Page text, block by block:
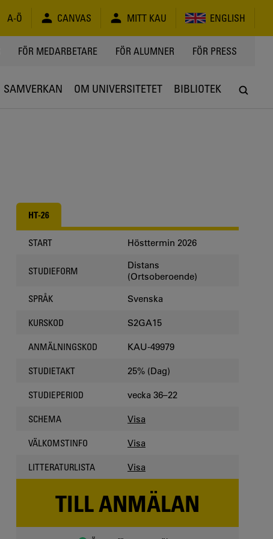
A-Ö CANVAS MITT KAU ENGLISH
FÖR MEDARBETARE FÖR ALUMNER FÖR PRESS
SAMVERKAN OM UNIVERSITETET BIBLIOTEK
HT-26
START Hösttermin 2026
STUDIEFORM
Distans
(Ortsoberoende)
SPRÅK Svenska
KURSKOD S2GA15
ANMÄLNINGSKOD KAU-49979
STUDIETAKT 25% (Dag)
STUDIEPERIOD vecka 36–22
SCHEMA Visa
VÄLKOMSTINFO Visa
LITTERATURLISTA Visa
TILL ANMÄLAN